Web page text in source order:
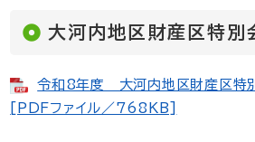
大河内地区財産区特別
令和8年度 大河内地区財産区特別
[PDFファイル／768KB]